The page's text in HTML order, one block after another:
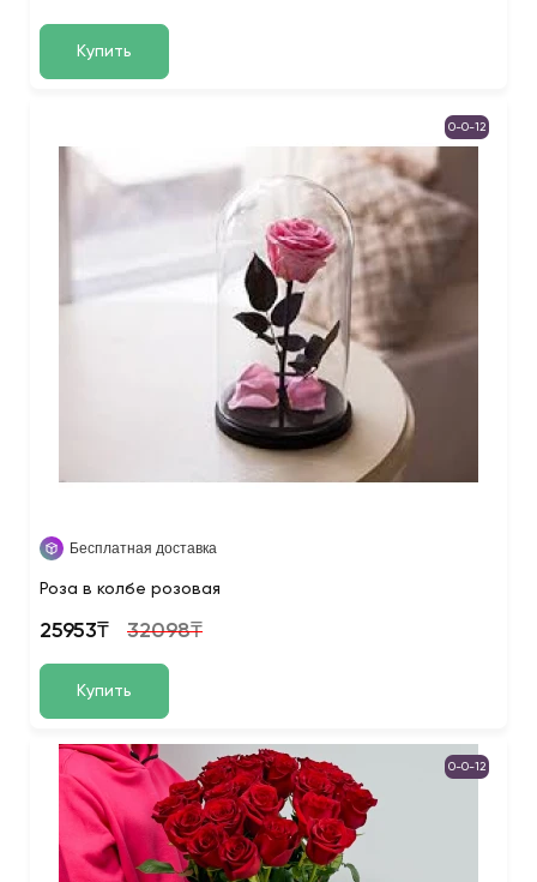
Купить
0-0-12
Бесплатная доставка
Роза в колбе розовая
25953₸ 32098₸
Купить
0-0-12